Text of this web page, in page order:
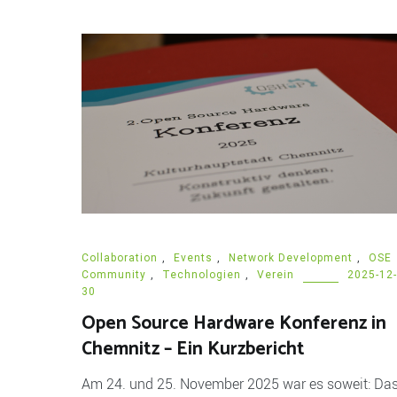
Collaboration Events Network Development
OSE
Community
Technologien Verein
2025-12-
30
Open Source Hardware Konferenz in
Chemnitz – Ein Kurzbericht
Am 24. und 25. November 2025 war es soweit: